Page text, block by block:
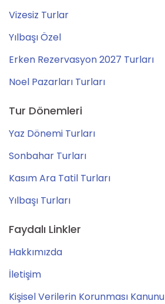
Vizesiz Turlar
Yılbaşı Özel
Erken Rezervasyon 2027 Turları
Noel Pazarları Turları
Tur Dönemleri
Yaz Dönemi Turları
Sonbahar Turları
Kasım Ara Tatil Turları
Yılbaşı Turları
Faydalı Linkler
Hakkımızda
İletişim
Kişisel Verilerin Korunması Kanunu